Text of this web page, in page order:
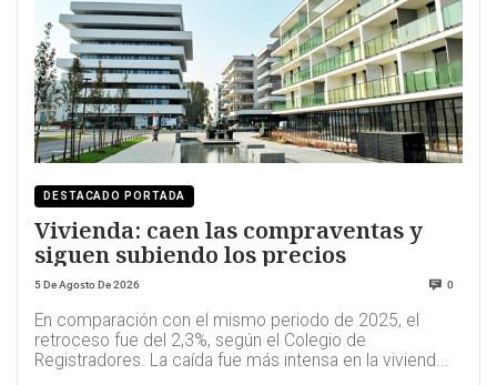
DESTACADO PORTADA
Vivienda: caen las compraventas y
siguen subiendo los precios
5 De Agosto De 2026 0
En comparación con el mismo periodo de 2025, el
retroceso fue del 2,3%, según el Colegio de
Registradores. La caída fue más intensa en la viviend...